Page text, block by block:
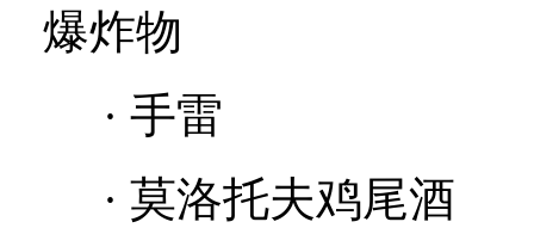
爆炸物
· 手雷
· 莫洛托夫鸡尾酒